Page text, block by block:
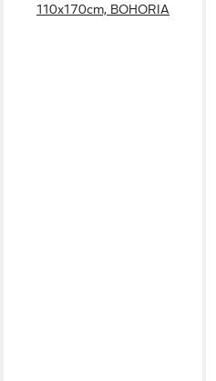
110x170cm, BOHORIA